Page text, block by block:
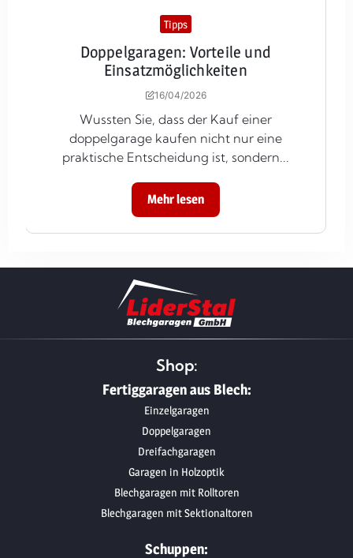
Tipps
Doppelgaragen: Vorteile und
Einsatzmöglichkeiten
16/04/2026
Wussten Sie, dass der Kauf einer
doppelgarage kaufen nicht nur eine
praktische Entscheidung ist, sondern...
Mehr lesen
Shop:
Fertiggaragen aus Blech:
Einzelgaragen
Doppelgaragen
Dreifachgaragen
Garagen in Holzoptik
Blechgaragen mit Rolltoren
Blechgaragen mit Sektionaltoren
Schuppen: